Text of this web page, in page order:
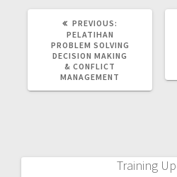
PREVIOUS:
PELATIHAN
PROBLEM SOLVING
DECISION MAKING
& CONFLICT
MANAGEMENT
Training